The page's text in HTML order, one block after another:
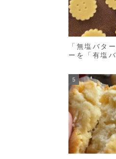
「無塩バタ
ーを「有塩